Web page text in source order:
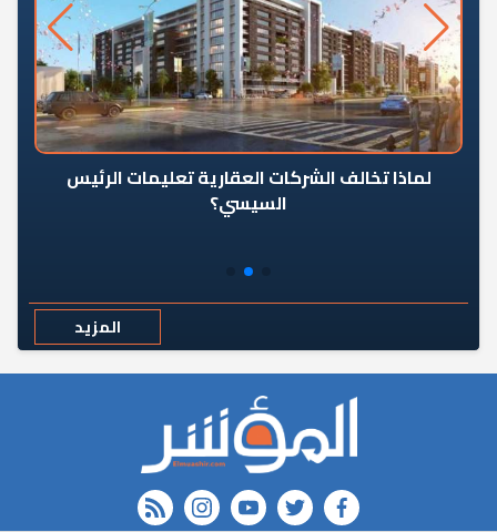
لماذا تخالف الشركات العقارية تعليمات الرئيس
السيسي؟
المزيد
FACEBOOK
twitter
youtube
instagram
rss feed